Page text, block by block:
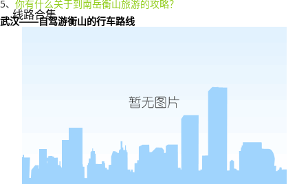
线路合集
5、 你有什么关于到南岳衡山旅游的攻略？
武汉——自驾游衡山的行车路线